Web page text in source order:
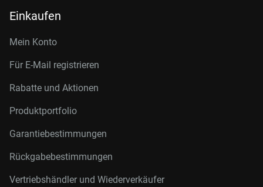
Einkaufen
Mein Konto
Für E-Mail registrieren
Rabatte und Aktionen
Produktportfolio
Garantiebestimmungen
Rückgabebestimmungen
Vertriebshändler und Wiederverkäufer